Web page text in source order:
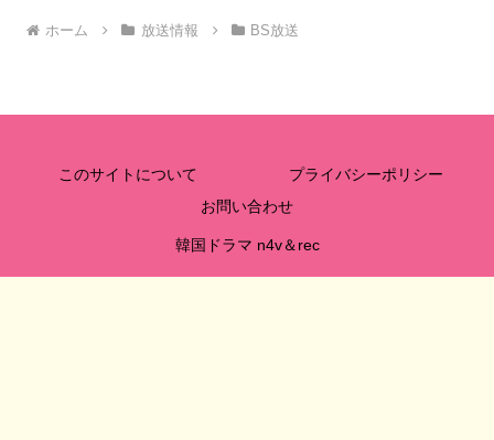
ホーム 放送情報 BS放送
このサイトについて
プライバシーポリシー
お問い合わせ
韓国ドラマ n4v＆rec